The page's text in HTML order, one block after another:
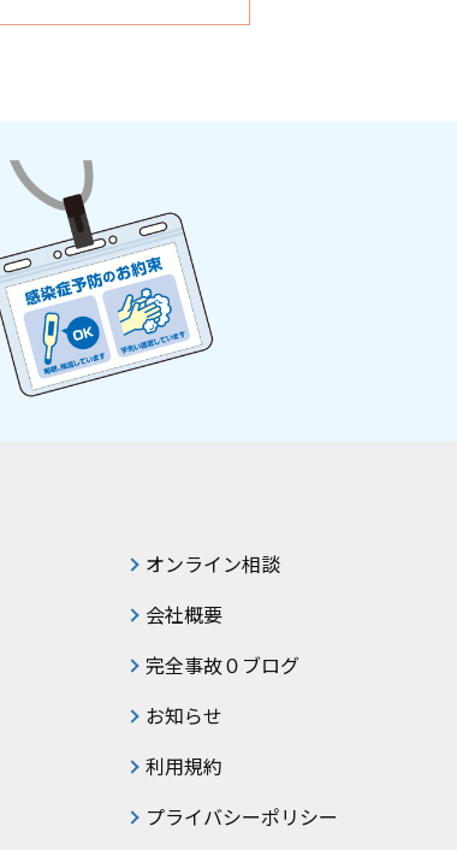
オンライン相談
会社概要
完全事故０ブログ
お知らせ
利用規約
プライバシーポリシー